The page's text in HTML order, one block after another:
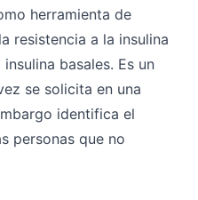
herramienta de
resistencia a la insulina
basales. Es un
se solicita en una
identifica el
personas que no